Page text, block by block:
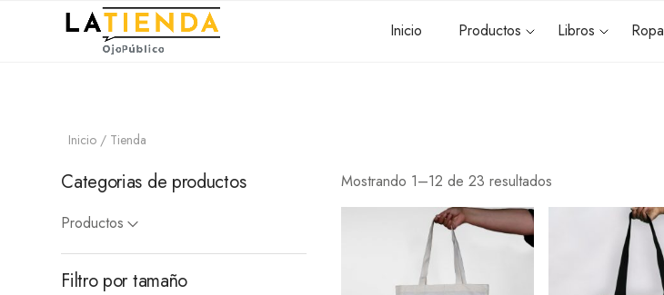
Inicio Productos Libros Ropa
Inicio / Tienda
Mostrando 1–12 de 23 resultados
Categorias de productos
Productos
Filtro por tamaño